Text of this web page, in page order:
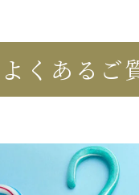
よくあるご